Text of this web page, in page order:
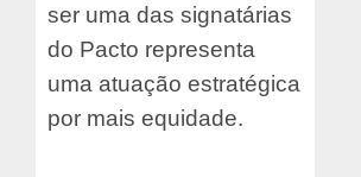
ser uma das signatárias
do Pacto representa
uma atuação estratégica
por mais equidade.